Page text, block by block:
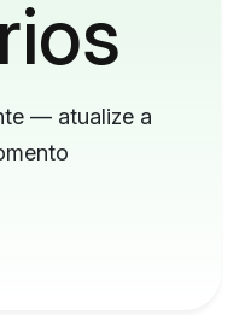
— atualize a